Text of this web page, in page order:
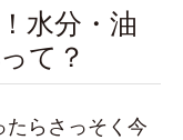
水分・油
て？
らさっそく今